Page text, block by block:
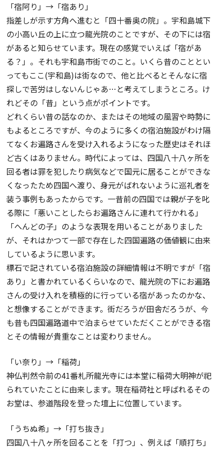
「宿阿り」→「宿あり」
指差しが示す方角へ進むと「四十番奥の院」。宇和島城下
の小高い丘の上に立つ龍光院のことですが、その下には宿
があると知らせています。現在の感覚でいえば「宿があ
る？」。それも宇和島市街でのこと。いくら昔のこととい
ってもここ(宇和島)は街なので、他と比べるとそんなに宿
探しで苦労はしないんじゃあ…と考えてしまうところ。け
れどその「昔」という点がポイントです。
どれくらい昔の話なのか、またはその地域の風習や時勢に
もよるところですが、今のように多くの宿泊施設がわけ隔
てなくお遍路さんを受け入れるようになった歴史はそれほ
ど古くはありません。時代によっては、四国八十八ヶ所を
回る者は罪を犯したり病気などで国元に居ることができな
くなったため四国へ渡り、身元がばれないように巡礼者を
装う事例もあったからです。一昔前の四国では親が子を叱
る際に「悪いことしたらお遍路さんに連れて行かれる」
「へんどの子」のような表現を用いることがありました
が、それはかつて一部で存在した四国遍路の価値観に由来
しているように思います。
標石で記されている宿泊施設の詳細情報は不明ですが「宿
あり」と書かれているくらいなので、龍光院の下にお遍路
さんの受け入れを積極的に行っている宿があったのかな、
と想像することができます。街だろうが田舎だろうが、今
も昔も四国遍路道中で泊まらせていただくことができる宿
とその情報が貴重なことは変わりません。
「い奈り」→「稲荷」
神仏判然令前の41番札所龍光寺には本堂に稲荷大明神が祀
られていたことに由来します。現在稲荷社と呼ばれるその
お堂は、参道階段を登った壇上に位置しています。
「うちぬ希」→「打ち抜き」
四国八十八ヶ所を回ることを「打つ」、例えば「順打ち」